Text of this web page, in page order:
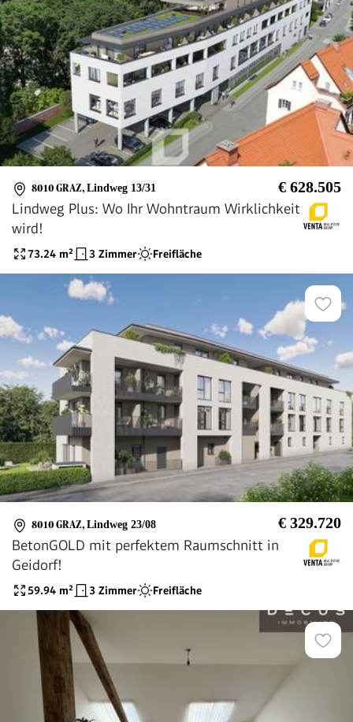
8010 GRAZ, Lindweg 13/31 € 628.505
Lindweg Plus: Wo Ihr Wohntraum Wirklichkeit
wird!
73.24 m² 3 Zimmer Freifläche
8010 GRAZ, Lindweg 23/08 € 329.720
BetonGOLD mit perfektem Raumschnitt in
Geidorf!
59.94 m² 3 Zimmer Freifläche